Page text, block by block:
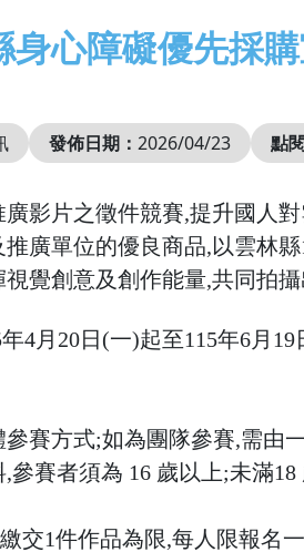
心障礙優先採
發佈日期： 2026/04/23 點
影片之徵件競賽,提升國人
廣單位的優良商品,以雲林縣
覺創意及創作能量,共同拍
4月20日(一)起至115年6月
賽方式;如為團隊參賽,需由
參賽者須為 16 歲以上;未滿18
交1件作品為限,每人限報名